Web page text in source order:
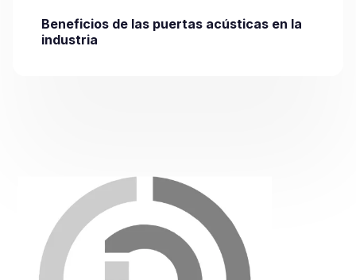
Beneficios de las puertas acústicas en la
industria